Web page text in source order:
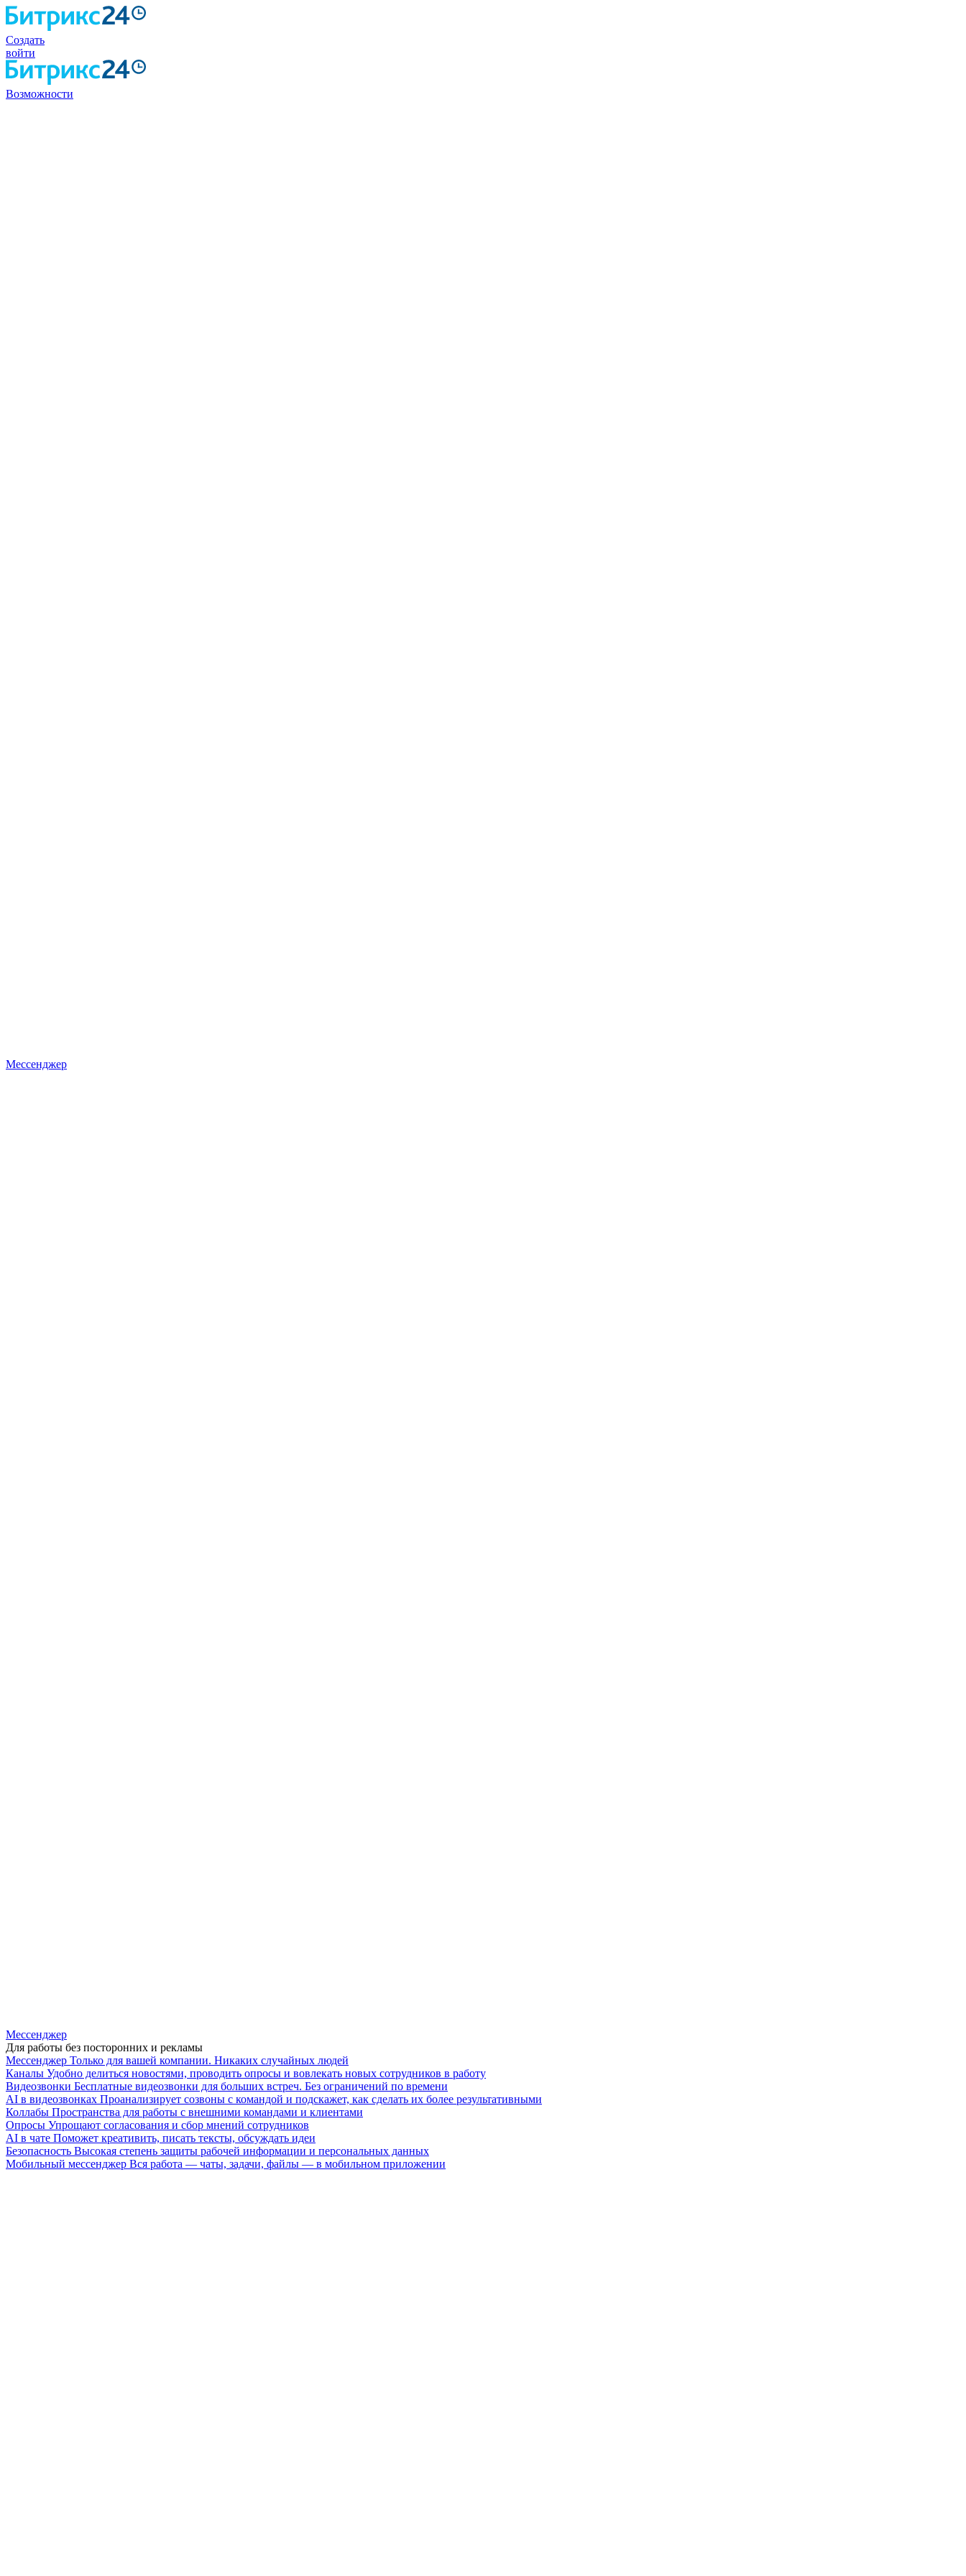
Создать
войти
Возможности
Мессенджер
Мессенджер
Для работы без посторонних и рекламы
Мессенджер Только для вашей компании. Никаких случайных людей
Каналы Удобно делиться новостями, проводить опросы и вовлекать новых сотрудников в работу
Видеозвонки Бесплатные видеозвонки для больших встреч. Без ограничений по времени
AI в видеозвонках Проанализирует созвоны с командой и подскажет, как сделать их более результативными
Коллабы Пространства для работы с внешними командами и клиентами
Опросы Упрощают согласования и сбор мнений сотрудников
AI в чате Поможет креативить, писать тексты, обсуждать идеи
Безопасность Высокая степень защиты рабочей информации и персональных данных
Мобильный мессенджер Вся работа — чаты, задачи, файлы — в мобильном приложении